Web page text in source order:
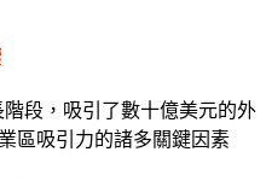
段，吸引了數十億美元的外
區吸引力的諸多關鍵因素